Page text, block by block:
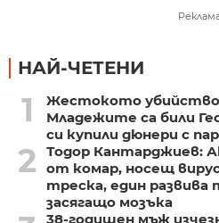
НАЙ-ЧЕТЕНИ
1
Жестокото убийство
Младежите са били
си купили дюнери с
2
Тодор Кантарджиев:
от комар, носещ
треска, един
засягащо мозъка
38-годишен мъж